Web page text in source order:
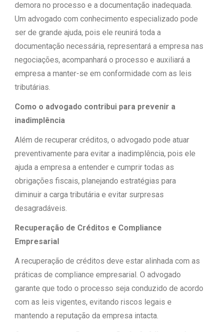
demora no processo e a documentação inadequada.
Um advogado com conhecimento especializado pode
ser de grande ajuda, pois ele reunirá toda a
documentação necessária, representará a empresa nas
negociações, acompanhará o processo e auxiliará a
empresa a manter-se em conformidade com as leis
tributárias.
Como o advogado contribui para prevenir a
inadimplência
Além de recuperar créditos, o advogado pode atuar
preventivamente para evitar a inadimplência, pois ele
ajuda a empresa a entender e cumprir todas as
obrigações fiscais, planejando estratégias para
diminuir a carga tributária e evitar surpresas
desagradáveis.
Recuperação de Créditos e Compliance
Empresarial
A recuperação de créditos deve estar alinhada com as
práticas de compliance empresarial. O advogado
garante que todo o processo seja conduzido de acordo
com as leis vigentes, evitando riscos legais e
mantendo a reputação da empresa intacta.